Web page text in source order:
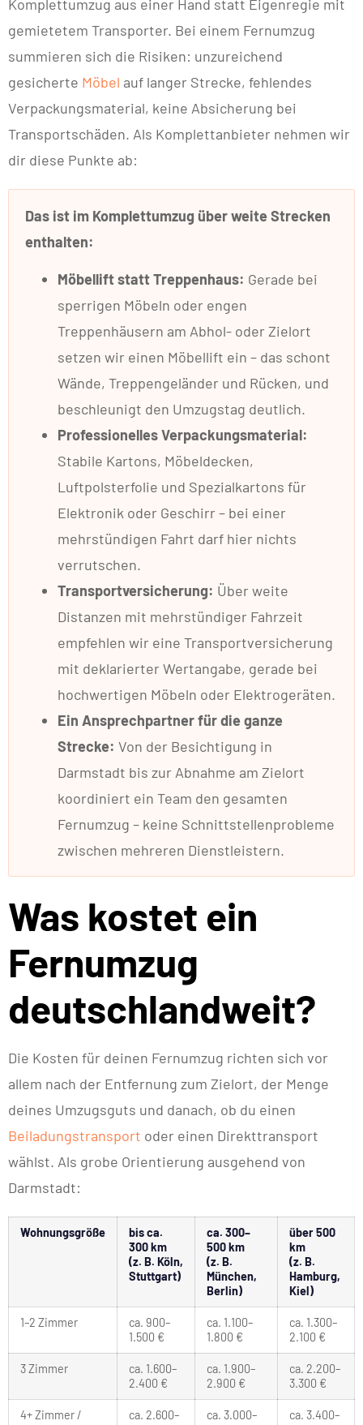
Komplettumzug aus einer Hand statt Eigenregie mit
gemietetem Transporter. Bei einem Fernumzug
summieren sich die Risiken: unzureichend
gesicherte Möbel auf langer Strecke, fehlendes
Verpackungsmaterial, keine Absicherung bei
Transportschäden. Als Komplettanbieter nehmen wir
dir diese Punkte ab:
Das ist im Komplettumzug über weite Strecken
enthalten:
Möbellift statt Treppenhaus: Gerade bei
sperrigen Möbeln oder engen
Treppenhäusern am Abhol- oder Zielort
setzen wir einen Möbellift ein – das schont
Wände, Treppengeländer und Rücken, und
beschleunigt den Umzugstag deutlich.
Professionelles Verpackungsmaterial:
Stabile Kartons, Möbeldecken,
Luftpolsterfolie und Spezialkartons für
Elektronik oder Geschirr – bei einer
mehrstündigen Fahrt darf hier nichts
verrutschen.
Transportversicherung: Über weite
Distanzen mit mehrstündiger Fahrzeit
empfehlen wir eine Transportversicherung
mit deklarierter Wertangabe, gerade bei
hochwertigen Möbeln oder Elektrogeräten.
Ein Ansprechpartner für die ganze
Strecke: Von der Besichtigung in
Darmstadt bis zur Abnahme am Zielort
koordiniert ein Team den gesamten
Fernumzug – keine Schnittstellenprobleme
zwischen mehreren Dienstleistern.
Was kostet ein
Fernumzug
deutschlandweit?
Die Kosten für deinen Fernumzug richten sich vor
allem nach der Entfernung zum Zielort, der Menge
deines Umzugsguts und danach, ob du einen
Beiladungstransport oder einen Direkttransport
wählst. Als grobe Orientierung ausgehend von
Darmstadt:
Wohnungsgröße
bis ca.
300 km
(z. B. Köln,
Stuttgart)
ca. 300–
500 km
(z. B.
München,
Berlin)
über 500
km
(z. B.
Hamburg,
Kiel)
1–2 Zimmer
ca. 900–
1.500 €
ca. 1.100–
1.800 €
ca. 1.300–
2.100 €
3 Zimmer
ca. 1.600–
2.400 €
ca. 1.900–
2.900 €
ca. 2.200–
3.300 €
4+ Zimmer /
ca. 2.600–
ca. 3.000–
ca. 3.400–